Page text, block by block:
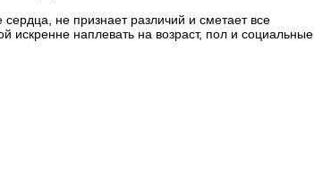
не признает различий и сметает все
искренне наплевать на возраст, пол и социальные